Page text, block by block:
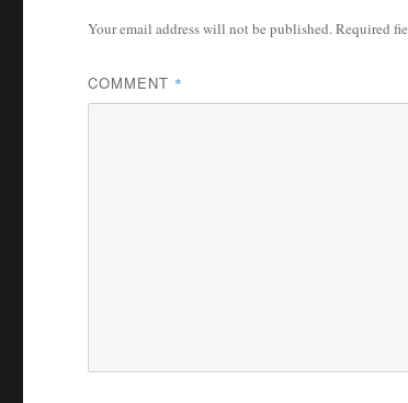
Your email address will not be published.Required
COMMENT *